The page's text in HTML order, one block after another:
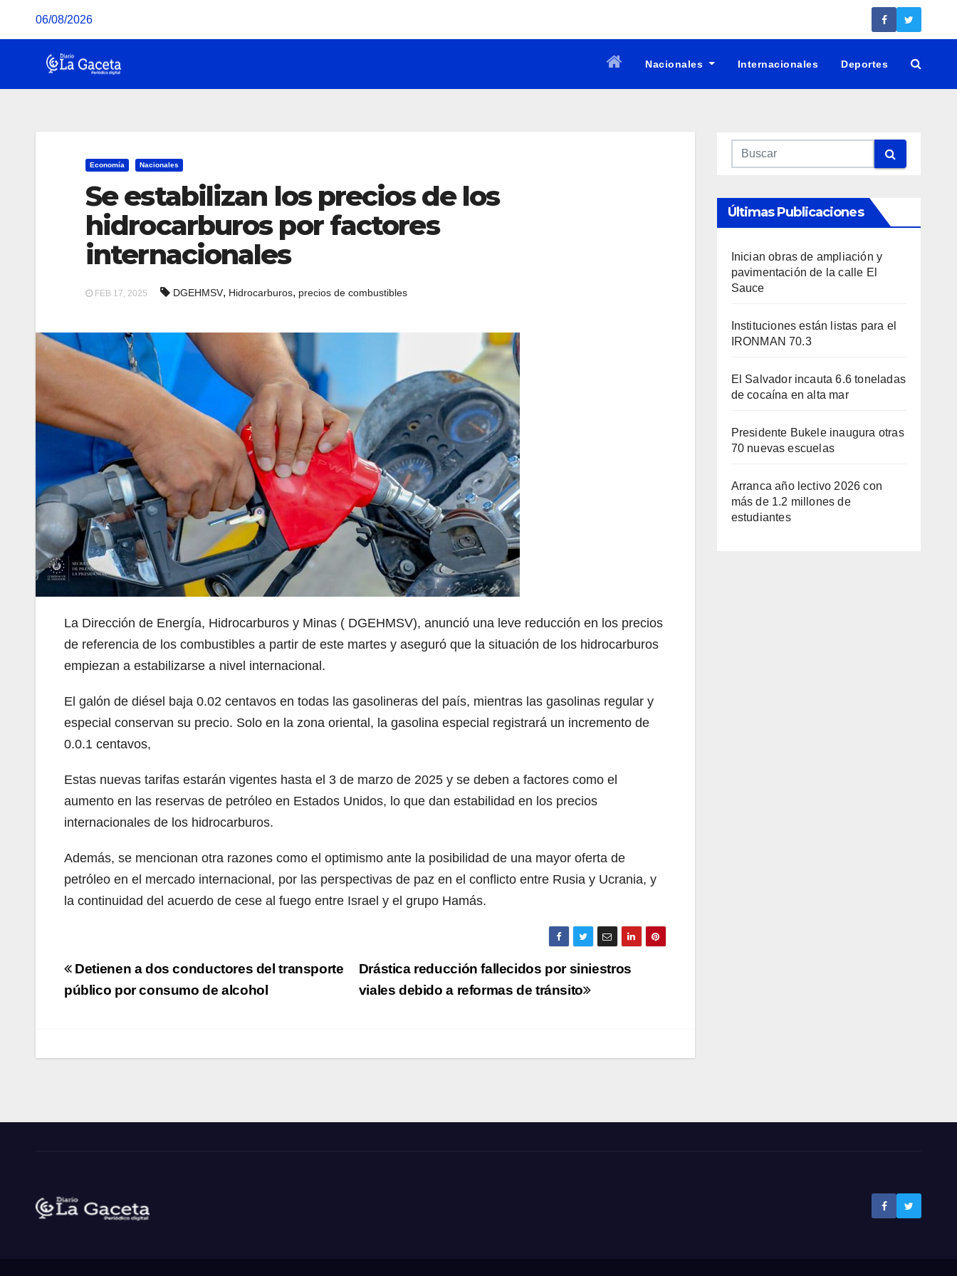
06/08/2026
Nacionales Internacionales Deportes
Economía Nacionales
Se estabilizan los precios de los
hidrocarburos por factores
internacionales
FEB 17, 2025 DGEHMSV, Hidrocarburos, precios de combustibles
La Dirección de Energía, Hidrocarburos y Minas ( DGEHMSV), anunció una leve reducción en los precios
de referencia de los combustibles a partir de este martes y aseguró que la situación de los hidrocarburos
empiezan a estabilizarse a nivel internacional.
El galón de diésel baja 0.02 centavos en todas las gasolineras del país, mientras las gasolinas regular y
especial conservan su precio. Solo en la zona oriental, la gasolina especial registrará un incremento de
0.0.1 centavos,
Estas nuevas tarifas estarán vigentes hasta el 3 de marzo de 2025 y se deben a factores como el
aumento en las reservas de petróleo en Estados Unidos, lo que dan estabilidad en los precios
internacionales de los hidrocarburos.
Además, se mencionan otra razones como el optimismo ante la posibilidad de una mayor oferta de
petróleo en el mercado internacional, por las perspectivas de paz en el conflicto entre Rusia y Ucrania, y
la continuidad del acuerdo de cese al fuego entre Israel y el grupo Hamás.
Navegación
de
Drástica reducción fallecidos por siniestros
viales debido a reformas de tránsito
Detienen a dos conductores del transporte
público por consumo de alcohol
Últimas Publicaciones
Inician obras de ampliación y
pavimentación de la calle El
Sauce
Instituciones están listas para el
IRONMAN 70.3
El Salvador incauta 6.6 toneladas
de cocaína en alta mar
Presidente Bukele inaugura otras
70 nuevas escuelas
Arranca año lectivo 2026 con
más de 1.2 millones de
estudiantes